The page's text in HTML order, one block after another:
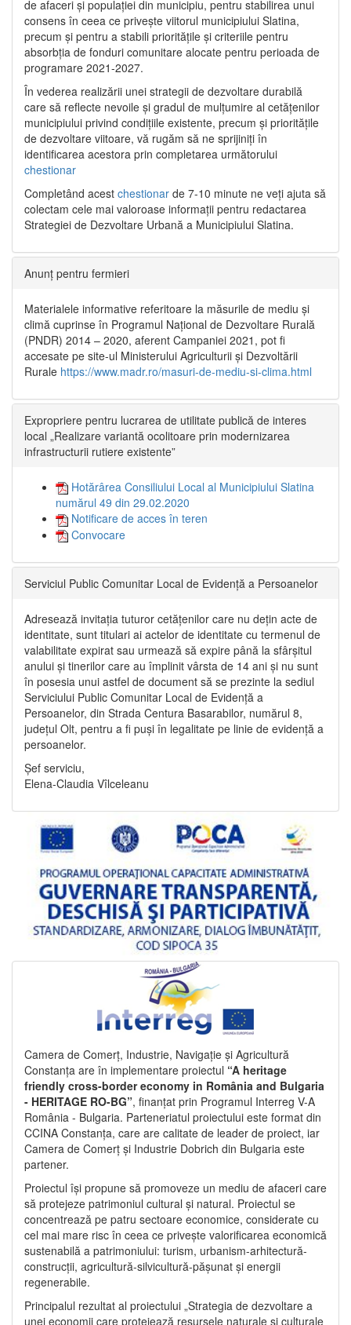
de afaceri și populației din municipiu, pentru stabilirea unui
consens în ceea ce privește viitorul municipiului Slatina,
precum și pentru a stabili prioritățile și criteriile pentru
absorbția de fonduri comunitare alocate pentru perioada de
programare 2021-2027.
În vederea realizării unei strategii de dezvoltare durabilă
care să reflecte nevoile și gradul de mulțumire al cetățenilor
municipiului privind condițiile existente, precum și prioritățile
de dezvoltare viitoare, vă rugăm să ne sprijiniți în
identificarea acestora prin completarea următorului
chestionar
Completând acest chestionar de 7-10 minute ne veți ajuta să
colectam cele mai valoroase informații pentru redactarea
Strategiei de Dezvoltare Urbană a Municipiului Slatina.
Anunț pentru fermieri
Materialele informative referitoare la măsurile de mediu și
climă cuprinse în Programul Național de Dezvoltare Rurală
(PNDR) 2014 – 2020, aferent Campaniei 2021, pot fi
accesate pe site-ul Ministerului Agriculturii și Dezvoltării
Rurale https://www.madr.ro/masuri-de-mediu-si-clima.html
Expropriere pentru lucrarea de utilitate publică de interes
local „Realizare variantă ocolitoare prin modernizarea
infrastructurii rutiere existente”
Hotărârea Consiliului Local al Municipiului Slatina
numărul 49 din 29.02.2020
Notificare de acces în teren
Convocare
Serviciul Public Comunitar Local de Evidență a Persoanelor
Adresează invitația tuturor cetățenilor care nu dețin acte de
identitate, sunt titulari ai actelor de identitate cu termenul de
valabilitate expirat sau urmează să expire până la sfârșitul
anului și tinerilor care au împlinit vârsta de 14 ani și nu sunt
în posesia unui astfel de document să se prezinte la sediul
Serviciului Public Comunitar Local de Evidență a
Persoanelor, din Strada Centura Basarabilor, numărul 8,
județul Olt, pentru a fi puși în legalitate pe linie de evidență a
persoanelor.
Șef serviciu,
Elena-Claudia Vîlceleanu
Camera de Comerț, Industrie, Navigație și Agricultură
Constanța are în implementare proiectul “A heritage
friendly cross-border economy in România and Bulgaria
- HERITAGE RO-BG”, finanțat prin Programul Interreg V-A
România - Bulgaria. Parteneriatul proiectului este format din
CCINA Constanța, care are calitate de leader de proiect, iar
Camera de Comerț și Industrie Dobrich din Bulgaria este
partener.
Proiectul își propune să promoveze un mediu de afaceri care
să protejeze patrimoniul cultural și natural. Proiectul se
concentrează pe patru sectoare economice, considerate cu
cel mai mare risc în ceea ce privește valorificarea economică
sustenabilă a patrimoniului: turism, urbanism-arhitectură-
construcții, agricultură-silvicultură-pășunat și energii
regenerabile.
Principalul rezultat al proiectului „Strategia de dezvoltare a
unei economii care protejează resursele naturale și culturale